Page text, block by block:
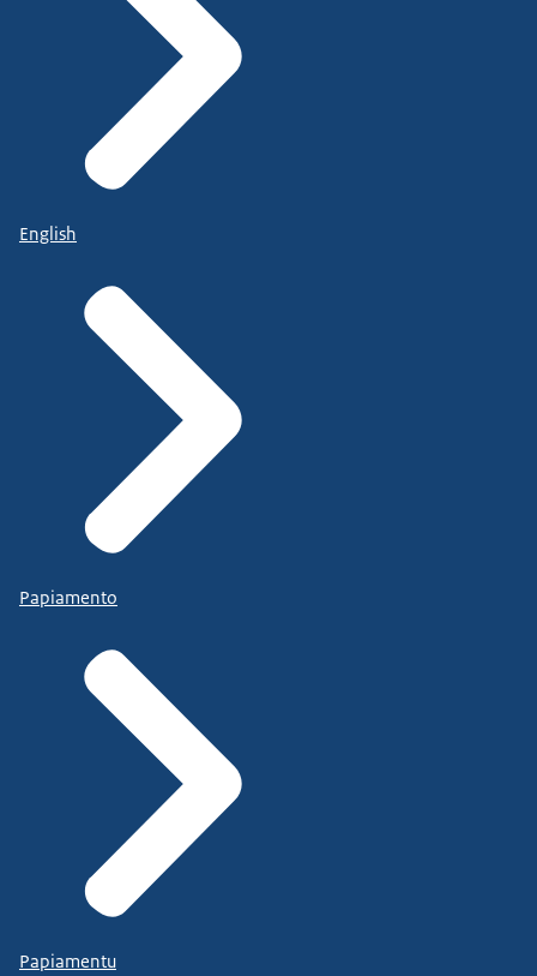
English
Papiamento
Papiamentu